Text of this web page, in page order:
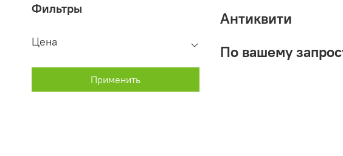
Антиквити
По вашему
Фильтры
Цена
Применить